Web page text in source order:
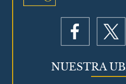
NUESTRA